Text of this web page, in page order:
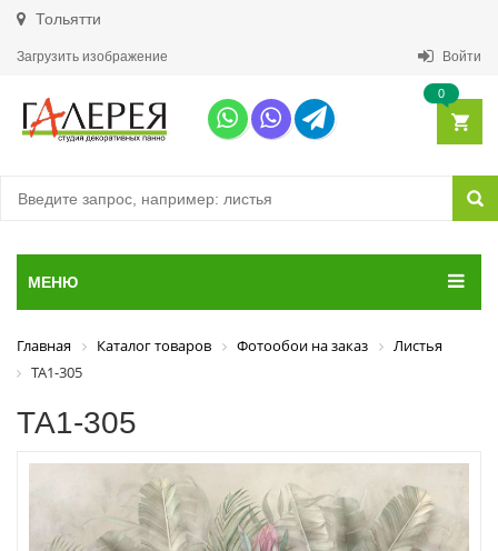
Тольятти
Загрузить изображение Войти
0
МЕНЮ
Главная Каталог товаров Фотообои на заказ
Листья
ТА1-305
ТА1-305